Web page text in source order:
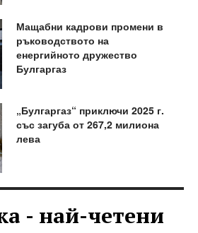
Мащабни кадрови промени в
ръководството на
енергийното дружество
Булгаргаз
„Булгаргаз“ приключи 2025 г.
със загуба от 267,2 милиона
лева
- най-четени